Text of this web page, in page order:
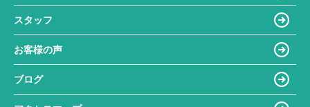
スタッフ
お客様の声
ブログ